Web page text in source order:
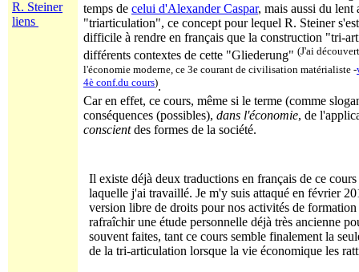
R. Steiner
liens
temps de celui d'Alexander Caspar, mais aussi du lent
"triarticulation", ce concept pour lequel R. Steiner
difficile à rendre en français que la construction "tri-
différents contextes de cette "Gliederung" (J'ai
l'économie moderne, ce 3e courant de civilisation matérialiste -
4è conf.du cours).
Car en effet, ce cours, même si le terme (comme
conséquences (possibles), dans l'économie, de
conscientdes formes de la société.
Il existe déjà deux traductions en français de ce
laquelle j'ai travaillé. Je m'y suis attaqué en février
version libre de droits pour nos activités de
rafraîchir une étude personnelle déjà très ancienne
souvent faites, tant ce cours semble finalement la
de la tri-articulation lorsque la vie économique les